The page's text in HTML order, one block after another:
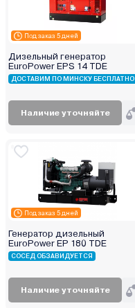
Под заказ 5 дней
Дизельный генератор
EuroPower EPS 14 TDE
ДОСТАВИМ ПО МИНСКУ БЕСПЛАТНО
Наличие уточняйте
Под заказ 5 дней
Генератор дизельный
EuroPower EP 180 TDE
СОСЕД ОБЗАВИДУЕТСЯ
Наличие уточняйте